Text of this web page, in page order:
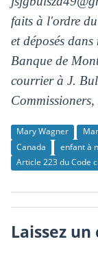
faits à l'ordre
et déposés
Banque de
courrier à J.
Mary Wagner
Canada
enfant à
Article 223 du Code
Laissez